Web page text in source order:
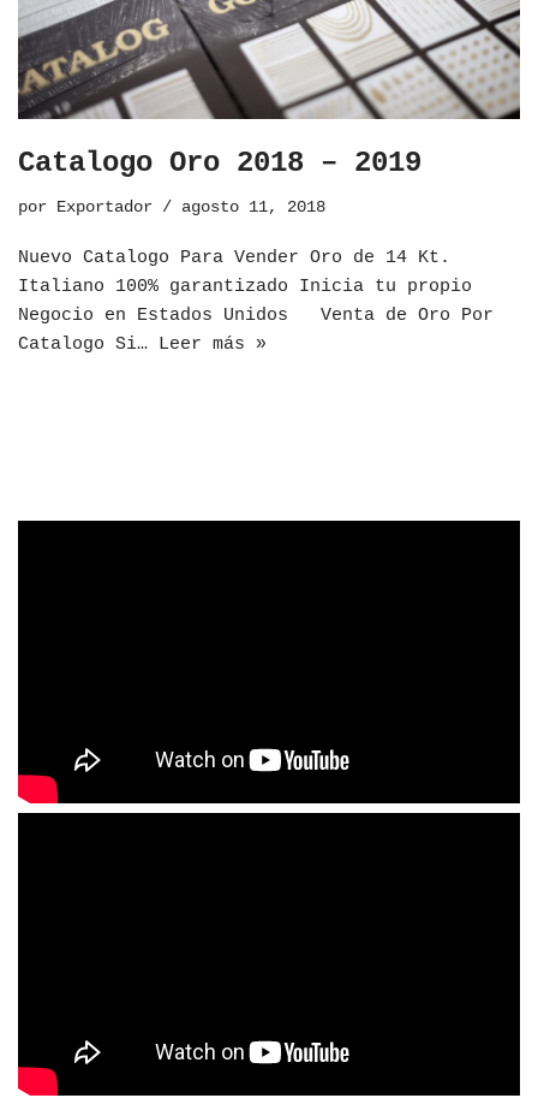
Catalogo Oro 2018 – 2019
por Exportador agosto 11, 2018
Nuevo Catalogo Para Vender Oro de 14 Kt.
Italiano 100% garantizado Inicia tu propio
Negocio en Estados Unidos Venta de Oro Por
Catalogo Si… Leer más »